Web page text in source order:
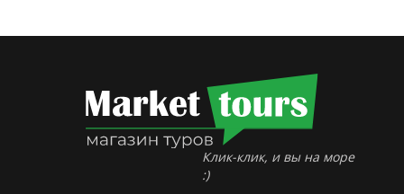
Клик-клик, и вы на море
:)